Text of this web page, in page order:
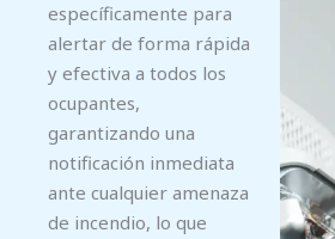
específicamente para
alertar de forma rápida
y efectiva a todos los
ocupantes,
garantizando una
notificación inmediata
ante cualquier amenaza
de incendio, lo que